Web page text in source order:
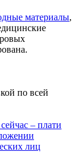
материалы,
по всей
– плати
лиц